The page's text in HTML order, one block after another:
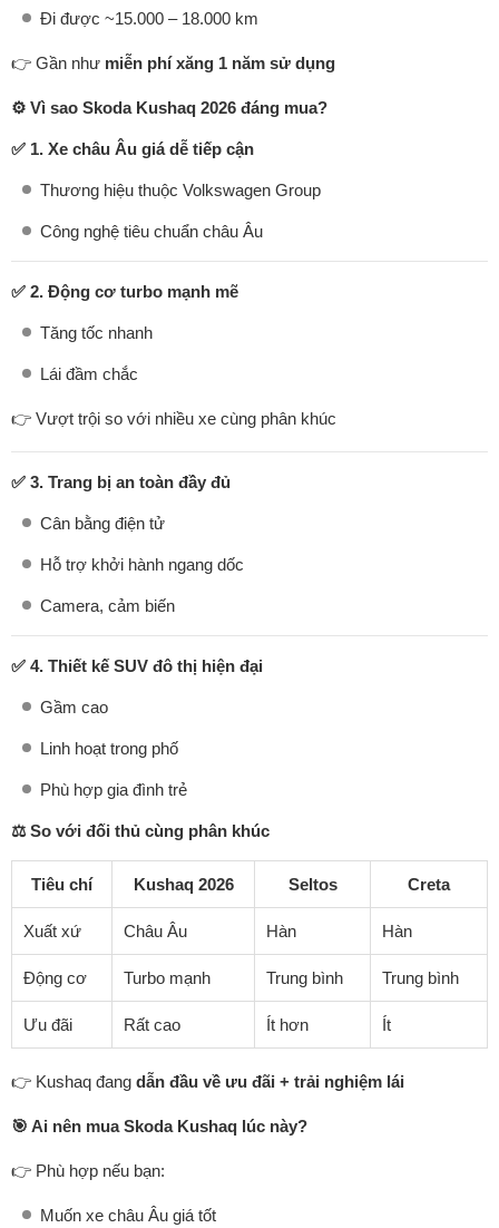
Đi được ~15.000 – 18.000 km
👉 Gần như miễn phí xăng 1 năm sử dụng
⚙️ Vì sao Skoda Kushaq 2026 đáng mua?
✅ 1. Xe châu Âu giá dễ tiếp cận
Thương hiệu thuộc Volkswagen Group
Công nghệ tiêu chuẩn châu Âu
✅ 2. Động cơ turbo mạnh mẽ
Tăng tốc nhanh
Lái đầm chắc
👉 Vượt trội so với nhiều xe cùng phân khúc
✅ 3. Trang bị an toàn đầy đủ
Cân bằng điện tử
Hỗ trợ khởi hành ngang dốc
Camera, cảm biến
✅ 4. Thiết kế SUV đô thị hiện đại
Gầm cao
Linh hoạt trong phố
Phù hợp gia đình trẻ
⚖️ So với đối thủ cùng phân khúc
Tiêu chí Kushaq 2026 Seltos Creta
Xuất xứ Châu Âu Hàn Hàn
Động cơ Turbo mạnh Trung bình Trung bình
Ưu đãi Rất cao Ít hơn Ít
👉 Kushaq đang dẫn đầu về ưu đãi + trải nghiệm lái
🎯 Ai nên mua Skoda Kushaq lúc này?
👉 Phù hợp nếu bạn:
Muốn xe châu Âu giá tốt